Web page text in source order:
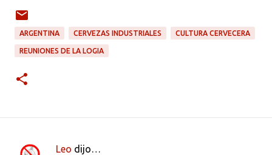
ARGENTINA CERVEZAS INDUSTRIALES CULTURA CERVECERA
REUNIONES DE LA LOGIA
Leo dijo…